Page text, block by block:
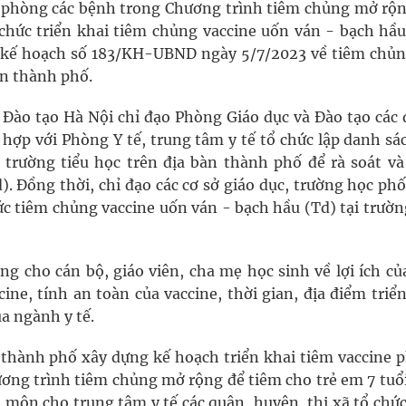
các bệnh trong Chương trình tiêm chủng mở
triển khai tiêm chủng vaccine uốn ván - bạch
hoạch số 183/KH-UBND ngày 5/7/2023 về tiêm
thành phố.
tạo Hà Nội chỉ đạo Phòng Giáo dục và Đào tạo các
với Phòng Y tế, trung tâm y tế tổ chức lập danh
tiểu học trên địa bàn thành phố để rà soát
Đồng thời, chỉ đạo các cơ sở giáo dục, trường học
tiêm chủng vaccine uốn ván - bạch hầu (Td) tại
cho cán bộ, giáo viên, cha mẹ học sinh về lợi ích
tính an toàn của vaccine, thời gian, địa điểm
ngành y tế.
thành phố xây dựng kế hoạch triển khai tiêm vaccine
trình tiêm chủng mở rộng để tiêm cho trẻ em 7
cho trung tâm y tế các quận, huyện, thị xã tổ